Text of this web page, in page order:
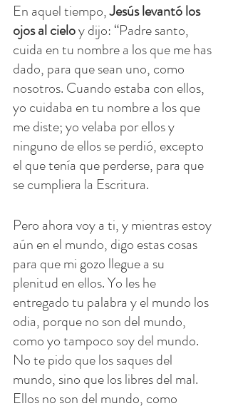
En aquel tiempo, Jesús levantó los
ojos al cielo y dijo: “Padre santo,
cuida en tu nombre a los que me has
dado, para que sean uno, como
nosotros. Cuando estaba con ellos,
yo cuidaba en tu nombre a los que
me diste; yo velaba por ellos y
ninguno de ellos se perdió, excepto
el que tenía que perderse, para que
se cumpliera la Escritura.
Pero ahora voy a ti, y mientras estoy
aún en el mundo, digo estas cosas
para que mi gozo llegue a su
plenitud en ellos. Yo les he
entregado tu palabra y el mundo los
odia, porque no son del mundo,
como yo tampoco soy del mundo.
No te pido que los saques del
mundo, sino que los libres del mal.
Ellos no son del mundo, como